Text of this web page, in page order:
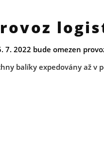
7. 2022 bude omezen
balíky expedovány až v